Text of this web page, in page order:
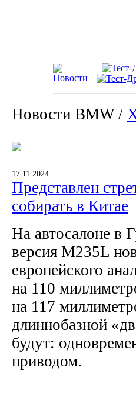
Новости BMW /
17.11.2024
Представлен
собирать в Китае
На автосалоне в
версия M235L
европейского
на 110
на 117
длиннобазной
будут:
приводом.